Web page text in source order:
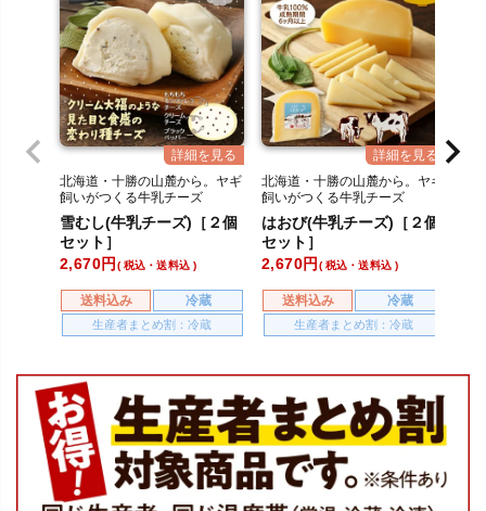
北海道・十勝の山麓から。ヤギ
飼いがつくる牛乳チーズ
雪むし(牛乳チーズ)［２個
セット］
送料込み 冷蔵
生産者まとめ割：冷蔵
2,670 税込・送料込
北海道・十勝の山麓から。ヤギ
飼いがつくる牛乳チーズ
はおび(牛乳チーズ)［２個
セット］
送料込み 冷蔵
生産者まとめ割：冷蔵
2,670 税込・送料込